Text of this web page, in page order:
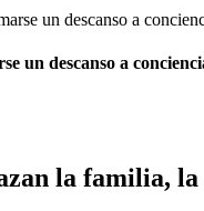
un descanso a
la familia,